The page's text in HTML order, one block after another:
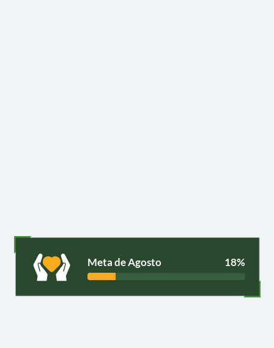
Meta de Agosto 18%